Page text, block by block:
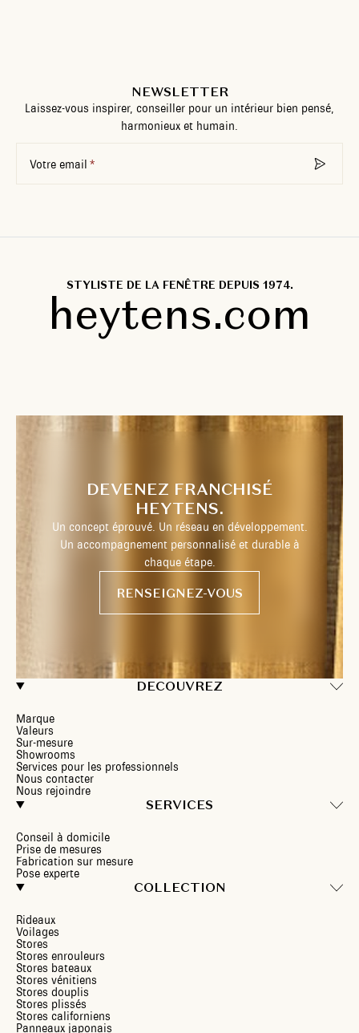
NEWSLETTER
Laissez-vous inspirer, conseiller pour un intérieur bien pensé,
harmonieux et humain.
Votre email
STYLISTE DE LA FENÊTRE DEPUIS 1974.
heytens.com
DECOUVREZ
Marque
Valeurs
Sur-mesure
Showrooms
Services pour les professionnels
Nous contacter
Nous rejoindre
SERVICES
Conseil à domicile
Prise de mesures
Fabrication sur mesure
Pose experte
COLLECTION
Rideaux
Voilages
Stores
Stores enrouleurs
Stores bateaux
Stores vénitiens
Stores douplis
Stores plissés
Stores californiens
Panneaux japonais
DEVENEZ FRANCHISÉ
HEYTENS.
Un concept éprouvé. Un réseau en développement.
Un accompagnement personnalisé et durable à
chaque étape.
RENSEIGNEZ-VOUS